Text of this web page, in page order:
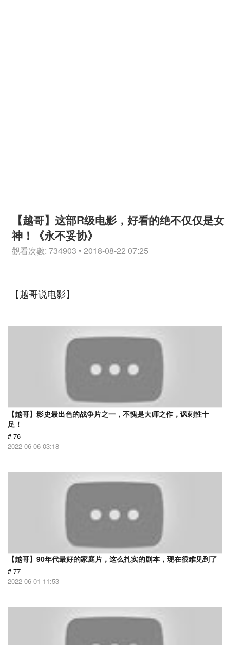
【越哥】这部R级电影，好看的绝不仅仅是女
神！《永不妥协》
觀看次數: 734903 • 2018-08-22 07:25
【越哥说电影】
【越哥】影史最出色的战争片之一，不愧是大师之作，讽刺性十
足！
# 76
2022-06-06 03:18
【越哥】90年代最好的家庭片，这么扎实的剧本，现在很难见到了
# 77
2022-06-01 11:53